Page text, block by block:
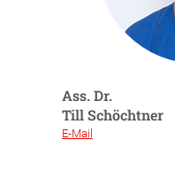
Ass. Dr.
Till Schöchtner
E-Mail